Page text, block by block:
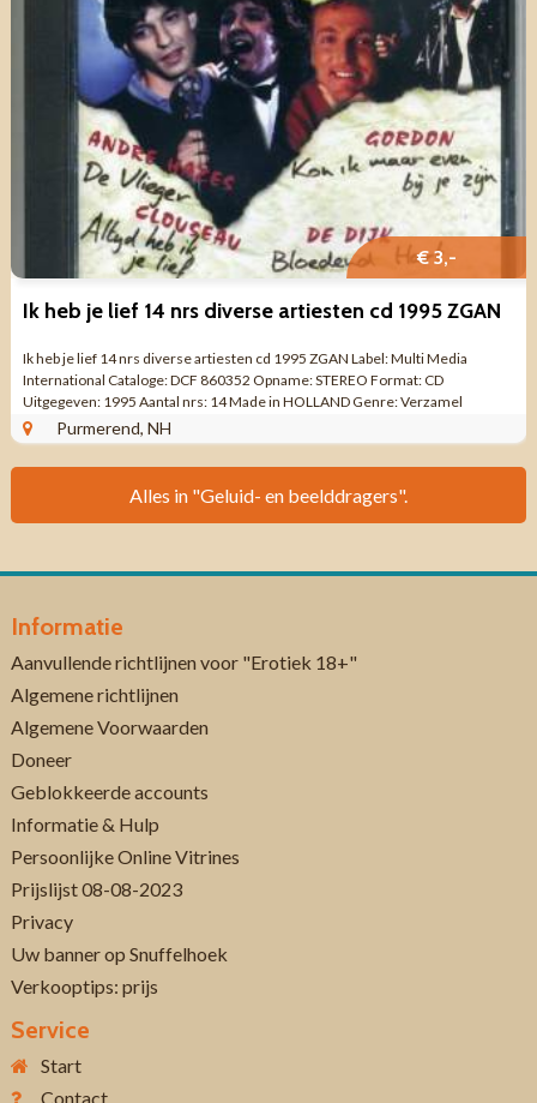
€ 3,-
Ik heb je lief 14 nrs diverse artiesten cd 1995 ZGAN
Ik heb je lief 14 nrs diverse artiesten cd 1995 ZGAN Label: Multi Media
International Cataloge: DCF 860352 Opname: STEREO Format: CD
Uitgegeven: 1995 Aantal nrs: 14 Made in HOLLAND Genre: Verzamel
Nederlandstalige pop Kwaliteit: ...
Purmerend, NH
Alles in "Geluid- en beelddragers".
Informatie
Aanvullende richtlijnen voor "Erotiek 18+"
Algemene richtlijnen
Algemene Voorwaarden
Doneer
Geblokkeerde accounts
Informatie & Hulp
Persoonlijke Online Vitrines
Prijslijst 08-08-2023
Privacy
Uw banner op Snuffelhoek
Verkooptips: prijs
Service
Start
Contact